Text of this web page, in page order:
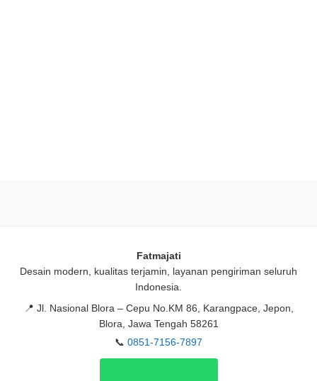
Fatmajati
Desain modern, kualitas terjamin, layanan pengiriman seluruh
Indonesia.
📍 Jl. Nasional Blora – Cepu No.KM 86, Karangpace, Jepon,
Blora, Jawa Tengah 58261
📞 0851-7156-7897